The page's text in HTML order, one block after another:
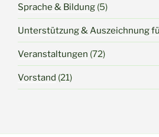
Sprache & Bildung (5)
Unterstützung & Auszeichnung
Veranstaltungen (72)
Vorstand (21)